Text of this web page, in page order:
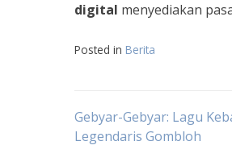
digital menyediakan
Posted in Berita
Navigasi
Gebyar-Gebyar: Lagu
Legendaris Gombloh